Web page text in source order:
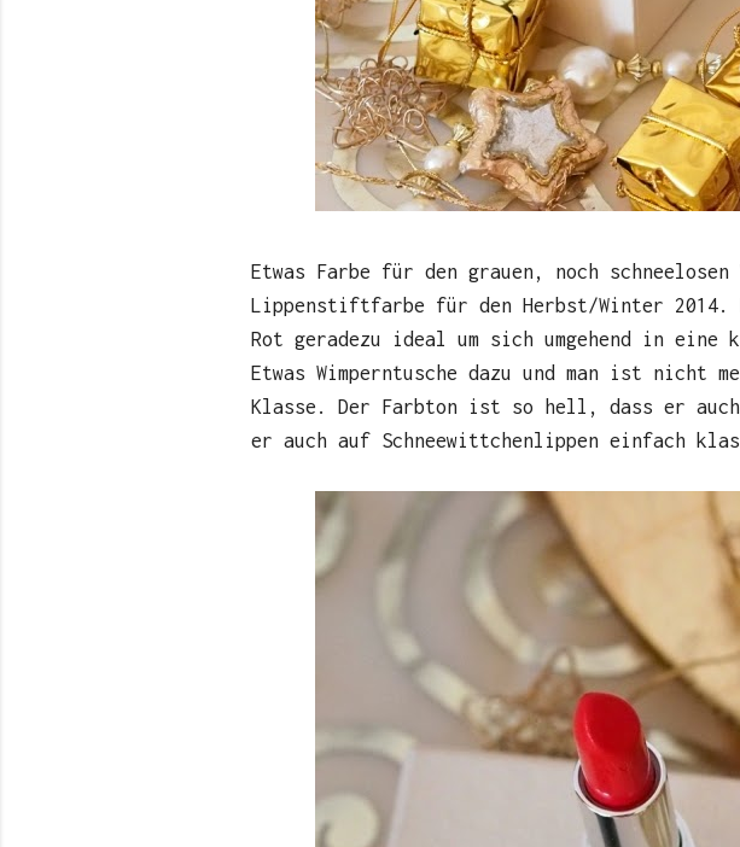
Etwas Farbe für den grauen, noch
Lippenstiftfarbe für den Herbst/Winter
Rot geradezu ideal um sich umgehend in
Etwas Wimperntusche dazu und man ist nicht
Klasse. Der Farbton ist so hell, dass er auch
er auch auf Schneewittchenlippen einfach